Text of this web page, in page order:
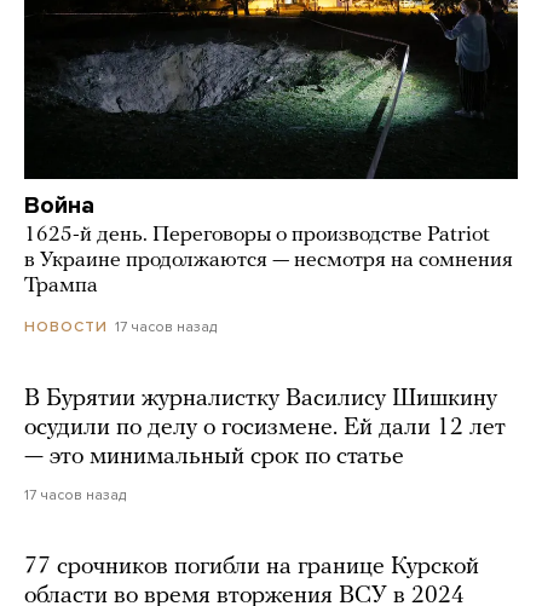
Война
1625-й день. Переговоры о производстве Patriot
в Украине продолжаются — несмотря на сомнения
Трампа
НОВОСТИ 17 часов назад
В Бурятии журналистку Василису Шишкину
осудили по делу о госизмене. Ей дали 12 лет
— это минимальный срок по статье
17 часов назад
77 срочников погибли на границе Курской
области во время вторжения ВСУ в 2024